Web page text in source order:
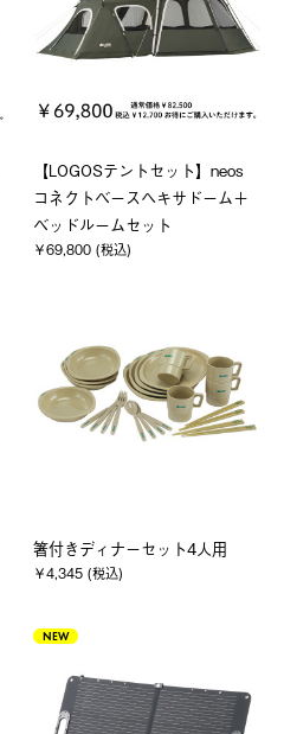
【LOGOSテントセット】neos
コネクトベースヘキサドーム＋
ベッドルームセット
￥69,800 (税込)
箸付きディナーセット4人用
￥4,345 (税込)
NEW